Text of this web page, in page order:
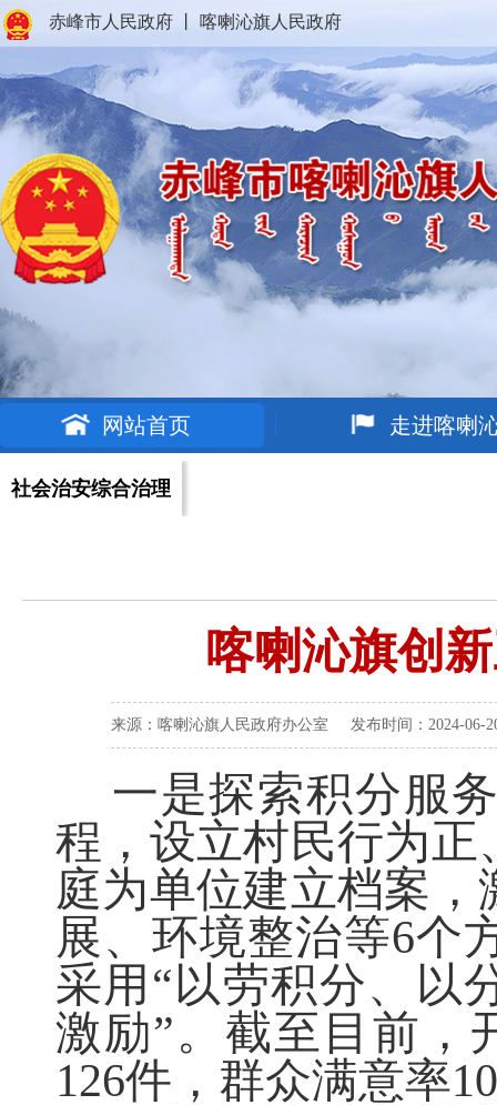
赤峰市人民政府 喀喇沁旗人民政府
网站首页 走进喀喇
社会治安综合治理
喀喇沁旗创
来源：喀喇沁旗人民政府办公室 发布时间：2024-
一是探索积分服
程，设立村民行为
庭为单位建立档案
展、环境整治等6个
采用“以劳积分、以
激励”。截至目前，
126件，群众满意率